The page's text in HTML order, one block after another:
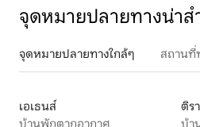
จุดหมายปลายทางน่าส
จุดหมายปลายทางใกล้ๆ สถานที่
เอเธนส์
บ้านพักตากอากาศ
ติร
บ้า